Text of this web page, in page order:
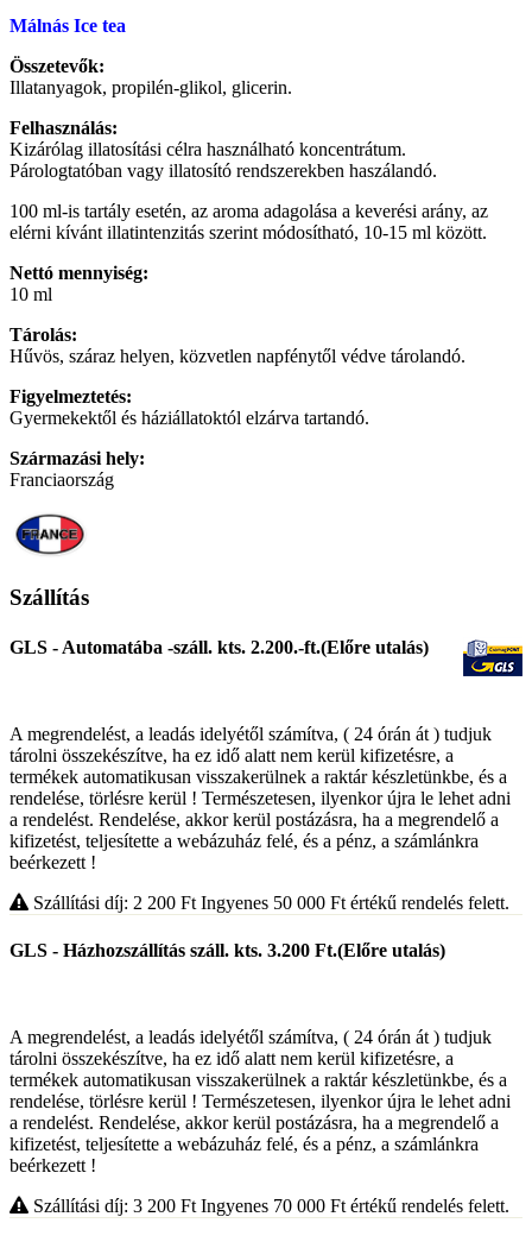
Málnás Ice tea
Összetevők:
Illatanyagok, propilén-glikol, glicerin.
Felhasználás:
Kizárólag illatosítási célra használható koncentrátum.
Párologtatóban vagy illatosító rendszerekben haszálandó.
100 ml-is tartály esetén, az aroma adagolása a keverési arány, az
elérni kívánt illatintenzitás szerint módosítható, 10-15 ml között.
Nettó mennyiség:
10 ml
Tárolás:
Hűvös, száraz helyen, közvetlen napfénytől védve tárolandó.
Figyelmeztetés:
Gyermekektől és háziállatoktól elzárva tartandó.
Származási hely:
Franciaország
Szállítás
GLS - Automatába -száll. kts. 2.200.-ft.(Előre utalás)
A megrendelést, a leadás idelyétől számítva, ( 24 órán át ) tudjuk
tárolni összekészítve, ha ez idő alatt nem kerül kifizetésre, a
termékek automatikusan visszakerülnek a raktár készletünkbe, és a
rendelése, törlésre kerül ! Természetesen, ilyenkor újra le lehet adni
a rendelést. Rendelése, akkor kerül postázásra, ha a megrendelő a
kifizetést, teljesítette a webázuház felé, és a pénz, a számlánkra
beérkezett !
Szállítási díj: 2 200 Ft Ingyenes 50 000 Ft értékű rendelés felett.
GLS - Házhozszállítás száll. kts. 3.200 Ft.(Előre utalás)
A megrendelést, a leadás idelyétől számítva, ( 24 órán át ) tudjuk
tárolni összekészítve, ha ez idő alatt nem kerül kifizetésre, a
termékek automatikusan visszakerülnek a raktár készletünkbe, és a
rendelése, törlésre kerül ! Természetesen, ilyenkor újra le lehet adni
a rendelést. Rendelése, akkor kerül postázásra, ha a megrendelő a
kifizetést, teljesítette a webázuház felé, és a pénz, a számlánkra
beérkezett !
Szállítási díj: 3 200 Ft Ingyenes 70 000 Ft értékű rendelés felett.